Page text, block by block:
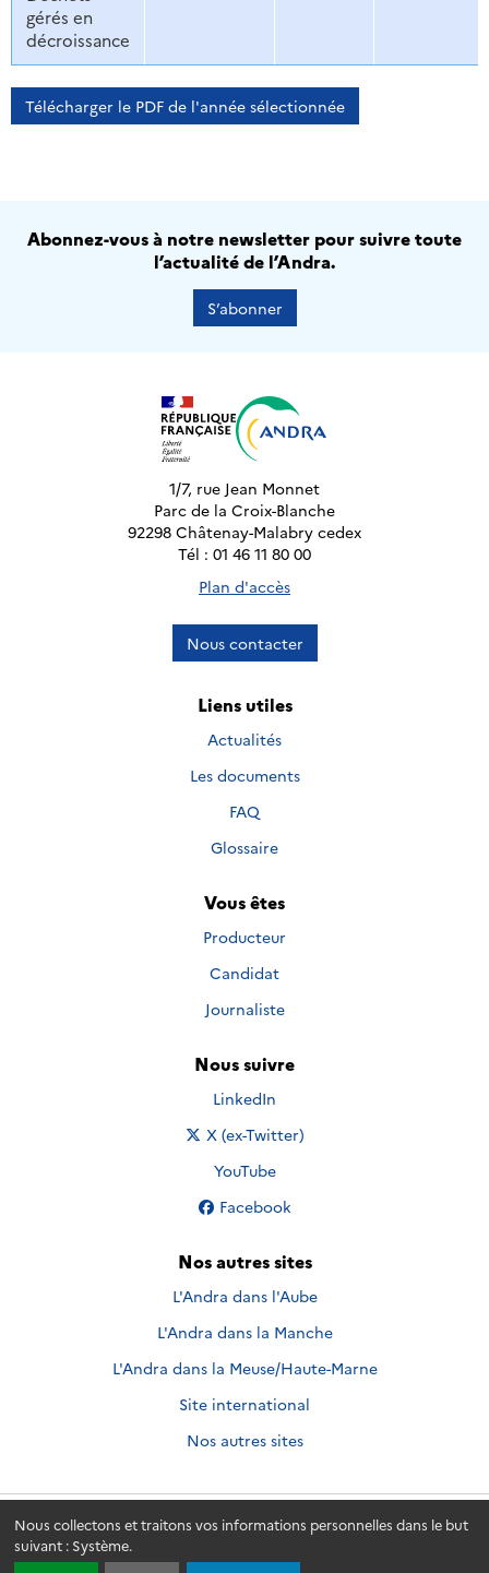
Nous collectons et traitons vos informations personnelles dans le but
suivant : Système.
gérés en
décroissance
Télécharger le PDF de l'année sélectionnée
Abonnez-vous à notre newsletter pour suivre toute
l’actualité de l’Andra.
S’abonner
1/7, rue Jean Monnet
Parc de la Croix-Blanche
92298 Châtenay-Malabry cedex
Tél : 01 46 11 80 00
Plan d'accès
Nous contacter
Liens utiles
Actualités
Les documents
FAQ
Glossaire
Vous êtes
Producteur
Candidat
Journaliste
Nous suivre
Nous suivre sur
LinkedIn
Nous suivre sur
X (ex-Twitter)
Nous suivre sur
YouTube
Nous suivre sur
Facebook
Nos autres sites
L'Andra dans l'Aube
L'Andra dans la Manche
L'Andra dans la Meuse/Haute-Marne
Site international
Nos autres sites
Andra.fr © 2026 - Andra. Tous droits réservés.